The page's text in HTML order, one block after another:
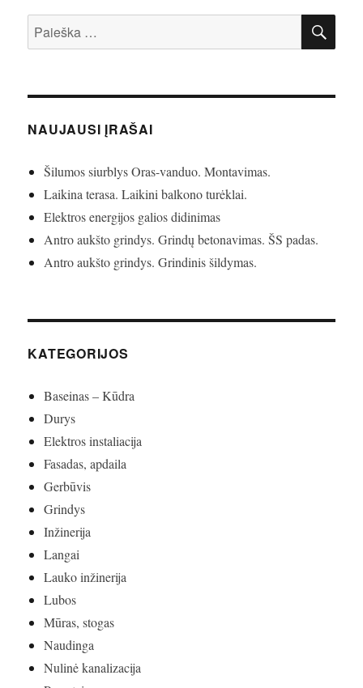
Ieškoti:
NAUJAUSI ĮRAŠAI
Šilumos siurblys Oras-vanduo. Montavimas.
Laikina terasa. Laikini balkono turėklai.
Elektros energijos galios didinimas
Antro aukšto grindys. Grindų betonavimas. ŠS padas.
Antro aukšto grindys. Grindinis šildymas.
KATEGORIJOS
Baseinas – Kūdra
Durys
Elektros instaliacija
Fasadas, apdaila
Gerbūvis
Grindys
Inžinerija
Langai
Lauko inžinerija
Lubos
Mūras, stogas
Naudinga
Nulinė kanalizacija